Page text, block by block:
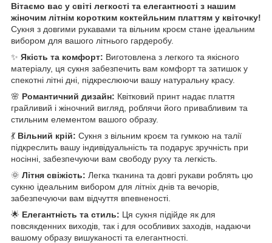
Вітаємо вас у світі легкості та елегантності з нашим
жіночим літнім коротким коктейльним платтям у квіточку!
Сукня з довгими рукавами та вільним кроєм стане ідеальним
вибором для вашого літнього гардеробу.
✨ Якість та комфорт: Виготовлена з легкого та якісного
матеріалу, ця сукня забезпечить вам комфорт та затишок у
спекотні літні дні, підкреслюючи вашу натуральну красу.
🌸 Романтичний дизайн: Квітковий принт надає плаття
грайливий і жіночний вигляд, роблячи його привабливим та
стильним елементом вашого образу.
💃 Вільний крій: Сукня з вільним кроєм та гумкою на талії
підкреслить вашу індивідуальність та подарує зручність при
носінні, забезпечуючи вам свободу руху та легкість.
🌞 Літня свіжість: Легка тканина та довгі рукави роблять цю
сукню ідеальним вибором для літніх днів та вечорів,
забезпечуючи вам відчуття впевненості.
🌟 Елегантність та стиль: Ця сукня підійде як для
повсякденних виходів, так і для особливих заходів, надаючи
вашому образу вишуканості та елегантності.